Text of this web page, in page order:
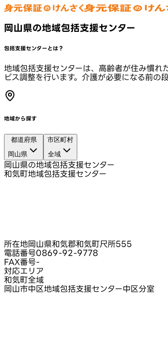
岡山県の地域包括支援センター
包括支援センターとは？
地域包括支援センターは、高齢者が住み慣れ
ビス調整を行います。介護が必要になる前の
地域から探す
都道府県
岡山県
市区町村
全域
岡山県の地域包括支援センター
和気町地域包括支援センター
所在地岡山県和気郡和気町尺所555
電話番号0869-92-9778
FAX番号-
対応エリア
和気町全域
岡山市中区地域包括支援センター中区分室